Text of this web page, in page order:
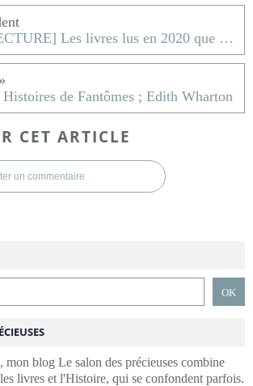
[CONSEILS LECTURE] Les livres lus en 2020 que je vous recommande
de Fantômes ; Edith Wharton
CET ARTICLE
un commentaire
mon blog Le salon des précieuses combine
livres et l'Histoire, qui se confondent parfois.